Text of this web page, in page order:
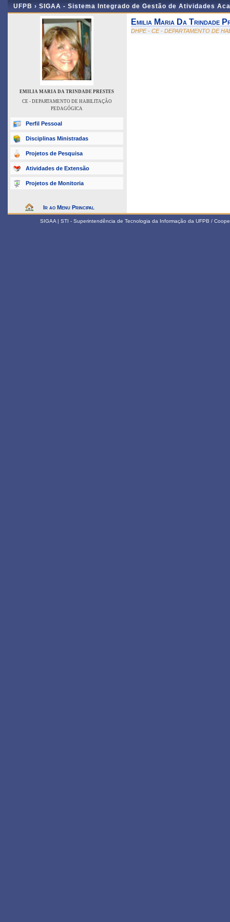
UFPB › SIGAA - Sistema Integrado de Gestão de Atividades
EMILIA MARIA DA TRINDADE PRESTES
CE - DEPARTAMENTO DE HABILITAÇÃO
PEDAGÓGICA
Perfil Pessoal
Disciplinas Ministradas
Projetos de Pesquisa
Atividades de Extensão
Projetos de Monitoria
Ir ao Menu Principal
Emilia Maria Da Trindade
DHPE - CE - DEPARTAMENTO DE
SIGAA | STI - Superintendência de Tecnologia da Informação da UFPB /